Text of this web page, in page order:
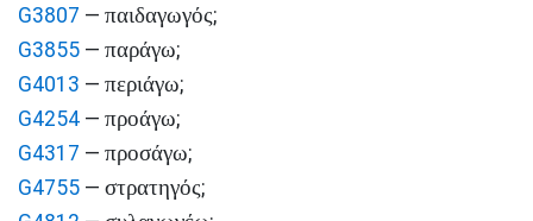
G3807 — παιδαγωγός;
G3855 — παράγω;
G4013 — περιάγω;
G4254 — προάγω;
G4317 — προσάγω;
G4755 — στρατηγός;